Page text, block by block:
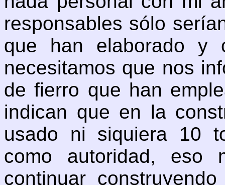
responsables sólo
que han elaborado y
necesitamos que nos
de fierro que han
indican que en la
usado ni siquiera 10
como autoridad,
continuar